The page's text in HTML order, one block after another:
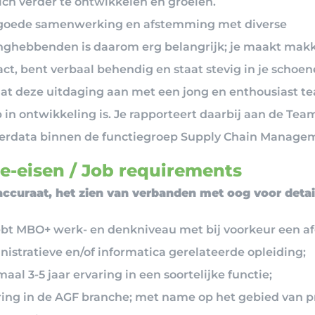
samenwerking en afstemming met diverse
is daarom erg belangrijk; je maakt
bent verbaal behendig en staat stevig in je
deze uitdaging aan met een jong en enthousiast
in ontwikkeling is. Je rapporteert daarbij aan de
binnen de functiegroep Supply Chain
eisen / Job requirements
het zien van verbanden met oog voor
MBO+ werk- en denkniveau met bij voorkeur een
en/of informatica gerelateerde opleiding;
3-5 jaar ervaring in een soortelijke functie;
in de AGF branche; met name op het gebied van